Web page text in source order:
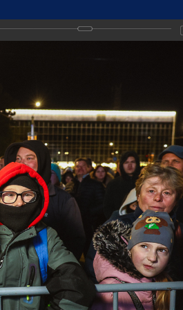
🛜Карта WiFi🛜
Экономика и имущество